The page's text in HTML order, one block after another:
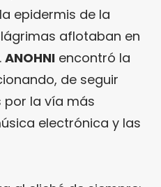
epidermis de la
aflotaban en
ANOHNI encontró la
de seguir
la vía más
electrónica y las